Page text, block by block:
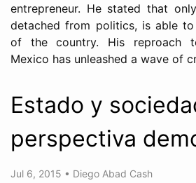
entrepreneur. He stated that
detached from politics, is able
of the country. His reproach
Mexico has unleashed a wave of
Estado y
perspectiva
Jul 6, 2015 • Diego Abad Cash